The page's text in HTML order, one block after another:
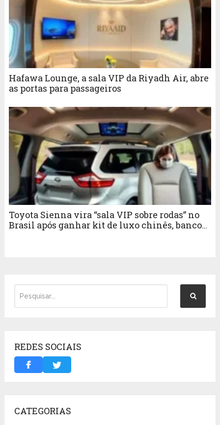
Hafawa Lounge, a sala VIP da Riyadh Air, abre
as portas para passageiros
Toyota Sienna vira “sala VIP sobre rodas” no
Brasil após ganhar kit de luxo chinês, bancos
REDES SOCIAIS
CATEGORIAS